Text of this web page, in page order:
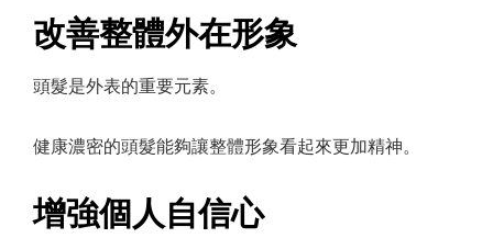
改善整體外在形象
頭髮是外表的重要元素。
健康濃密的頭髮能夠讓整體形象看起來更加精神。
增強個人自信心